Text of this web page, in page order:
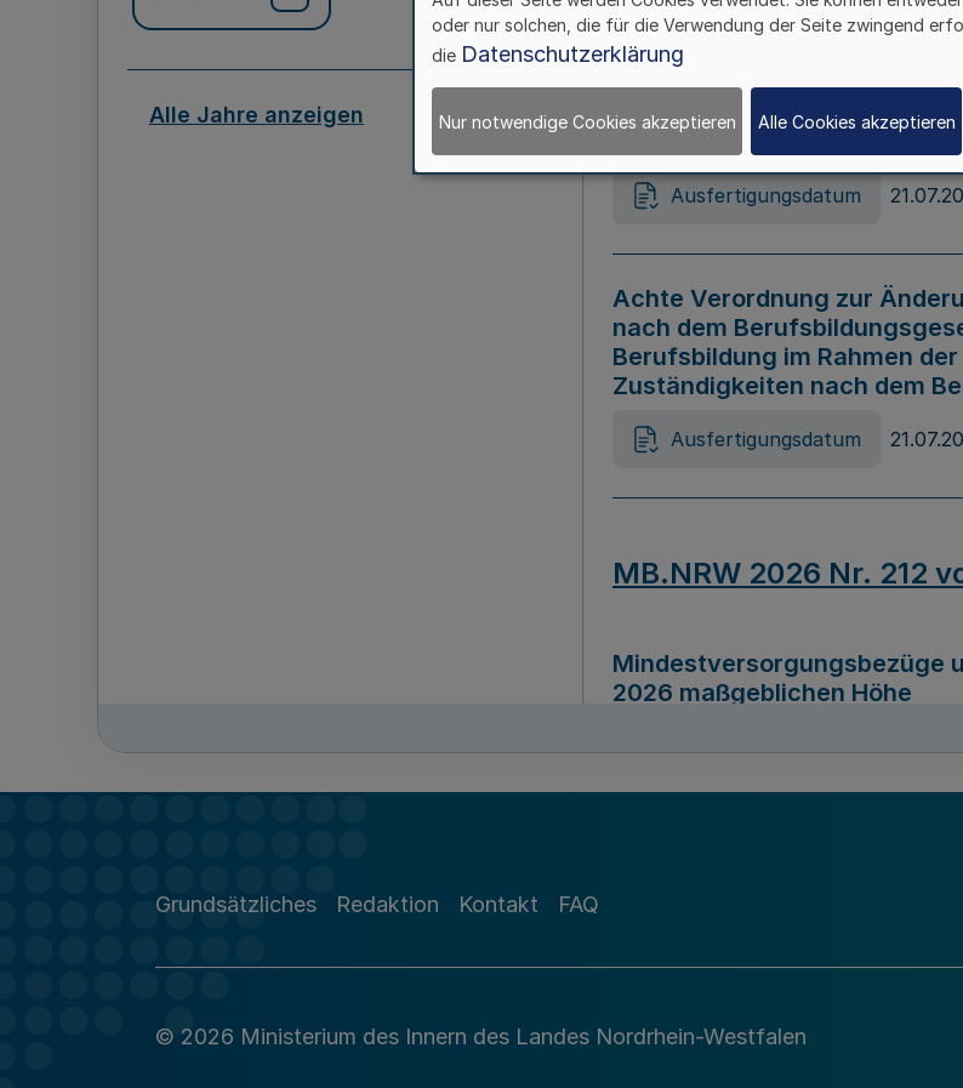
Alle Jahre anzeigen
Ausfertigungsdatum
Gesetz zur Änderung des
Ausfertigungsdatum
Achte Verordnung zur
nach dem
Berufsbildung im Rahmen
Zuständigkeiten nach dem
Ausfertigungsdatum
MB.NRW 2026 Nr. 212
Mindestversorgungsbezüge
2026 maßgeblichen Höhe
Richtlinie zur Durchführung
Grundsätzliches Redaktion Kontakt FAQ
© 2026 Ministerium des Innern des Landes Nordrhein-Westfalen
oder nur solchen, die für die Verwendung der Seite zwingend
die Datenschutzerklärung
Nur notwendige Cookies akzeptieren Alle Cookies akzeptieren